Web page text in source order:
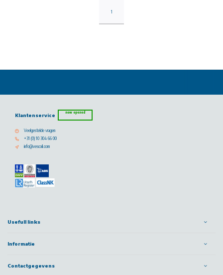
1
Klantenservice now opened
Veelgestelde vragen
+31 (0) 10 304 66 00
info@vescoil.com
Usefull links
Informatie
Contactgegevens